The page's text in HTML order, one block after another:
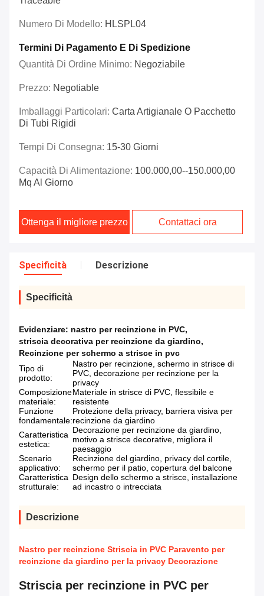
Numero Di Modello: HLSPL04
Termini Di Pagamento E Di Spedizione
Quantità Di Ordine Minimo: Negoziabile
Prezzo: Negotiable
Imballaggi Particolari: Carta Artigianale O Pacchetto
Di Tubi Rigidi
Tempi Di Consegna: 15-30 Giorni
Capacità Di Alimentazione: 100.000,00--150.000,00
Mq Al Giorno
Ottenga il migliore prezzo Contattaci ora
Specificità Descrizione
Specificità
Evidenziare: nastro per recinzione in PVC,
striscia decorativa per recinzione da giardino,
Recinzione per schermo a strisce in pvc
Tipo di
prodotto:
Nastro per recinzione, schermo in strisce di
PVC, decorazione per recinzione per la
privacy
Composizione
materiale:
Materiale in strisce di PVC, flessibile e
resistente
Funzione
fondamentale:
Protezione della privacy, barriera visiva per
recinzione da giardino
Caratteristica
estetica:
Decorazione per recinzione da giardino,
motivo a strisce decorative, migliora il
paesaggio
Scenario
applicativo:
Recinzione del giardino, privacy del cortile,
schermo per il patio, copertura del balcone
Caratteristica
strutturale:
Design dello schermo a strisce, installazione
ad incastro o intrecciata
Descrizione
Nastro per recinzione Striscia in PVC Paravento per
recinzione da giardino per la privacy Decorazione
Striscia per recinzione in PVC per